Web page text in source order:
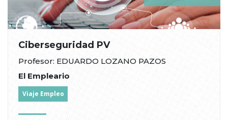
Ciberseguridad PV
Profesor: EDUARDO LOZANO PAZOS
El Empleario
Viaje Empleo